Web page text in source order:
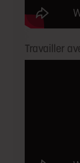
Travailler